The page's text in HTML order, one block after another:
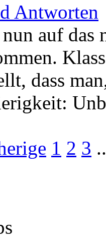
Antworten
auf das
dass
1 2 3